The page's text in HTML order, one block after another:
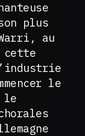
plus
au
cette
le
le